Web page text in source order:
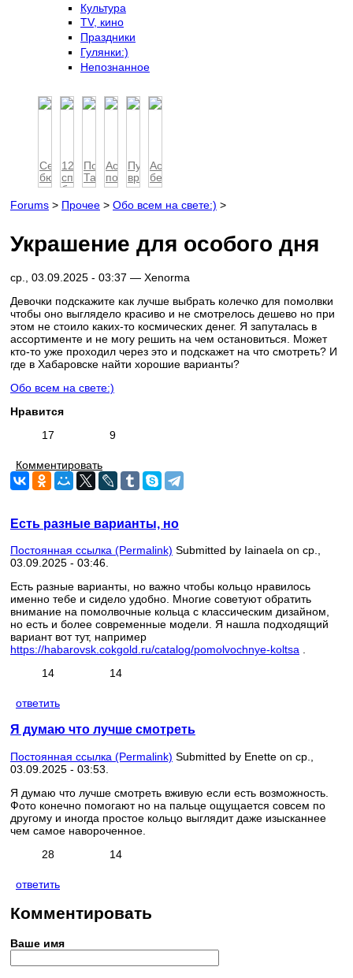
Культура
TV, кино
Праздники
Гулянки:)
Непознанное
Семейный
бюджет:
учимся
экон...
12
способов
борьбы
с
депресс...
По
Таиланду
на
авто
Астрология
подарка
Пусть
вредная
привычка
раста...
Астрология
беременности
Forums > Прочее > Обо всем на свете:) >
Украшение для особого дня
ср., 03.09.2025 - 03:37 — Xenorma
Девочки подскажите как лучше выбрать колечко для помолвки
чтобы оно выглядело красиво и не смотрелось дешево но при
этом не стоило каких-то космических денег. Я запуталась в
ассортименте и не могу решить на чем остановиться. Может
кто-то уже проходил через это и подскажет на что смотреть? И
где в Хабаровске найти хорошие варианты?
Обо всем на свете:)
Нравится
17
9
Комментировать
Есть разные варианты, но
Постоянная ссылка (Permalink) Submitted by Iainaela on ср.,
03.09.2025 - 03:46.
Есть разные варианты, но важно чтобы кольцо нравилось
именно тебе и сидело удобно. Многие советуют обратить
внимание на помолвочные кольца с классическим дизайном,
но есть и более современные модели. Я нашла подходящий
вариант вот тут, например
https://habarovsk.cokgold.ru/catalog/pomolvochnye-koltsa
14
14
ответить
Я думаю что лучше смотреть
Постоянная ссылка (Permalink) Submitted by Enette on ср.,
03.09.2025 - 03:53.
Я думаю что лучше смотреть вживую если есть возможность.
Фото конечно помогают но на пальце ощущается совсем по
другому и иногда простое кольцо выглядит даже изысканнее
чем самое навороченное.
28
14
ответить
Комментировать
Ваше имя